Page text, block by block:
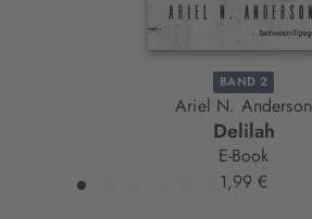
BAND 2
Ariel N. Anderson
Delilah
E-Book
1,99 €